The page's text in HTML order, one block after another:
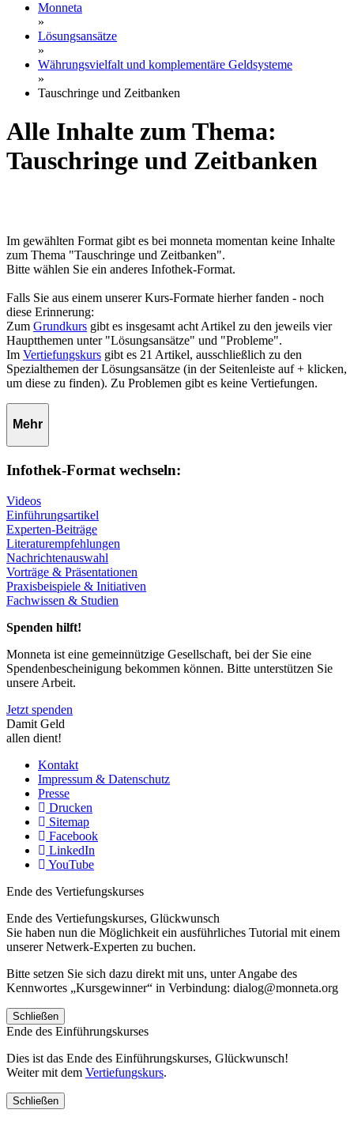
Monneta
»
Lösungsansätze
»
Währungsvielfalt und komplementäre Geldsysteme
»
Tauschringe und Zeitbanken
Alle Inhalte zum Thema:
Tauschringe und Zeitbanken
Im gewählten Format gibt es bei monneta momentan keine Inhalte
zum Thema "Tauschringe und Zeitbanken".
Bitte wählen Sie ein anderes Infothek-Format.
Falls Sie aus einem unserer Kurs-Formate hierher fanden - noch
diese Erinnerung:
Zum Grundkurs gibt es insgesamt acht Artikel zu den jeweils vier
Hauptthemen unter "Lösungsansätze" und "Probleme".
Im Vertiefungskurs gibt es 21 Artikel, ausschließlich zu den
Spezialthemen der Lösungsansätze (in der Seitenleiste auf + klicken,
um diese zu finden). Zu Problemen gibt es keine Vertiefungen.
Mehr
Infothek-Format wechseln:
Videos
Einführungsartikel
Experten-Beiträge
Literaturempfehlungen
Nachrichtenauswahl
Vorträge & Präsentationen
Praxisbeispiele & Initiativen
Fachwissen & Studien
Spenden hilft!
Monneta ist eine gemeinnützige Gesellschaft, bei der Sie eine
Spendenbescheinigung bekommen können. Bitte unterstützen Sie
unsere Arbeit.
Jetzt spenden
Damit Geld
allen dient!
Kontakt
Impressum & Datenschutz
Presse
Drucken
Sitemap
Facebook
LinkedIn
YouTube
Ende des Vertiefungskurses
Ende des Vertiefungskurses, Glückwunsch
Sie haben nun die Möglichkeit ein ausführliches Tutorial mit einem
unserer Netwerk-Experten zu buchen.
Bitte setzen Sie sich dazu direkt mit uns, unter Angabe des
Kennwortes „Kursgewinner“ in Verbindung: dialog@monneta.org
Schließen
Ende des Einführungskurses
Dies ist das Ende des Einführungskurses, Glückwunsch!
Weiter mit dem Vertiefungskurs.
Schließen